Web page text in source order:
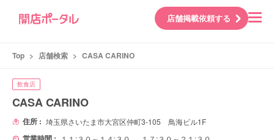
店舗掲載依頼する
Top > 店舗検索 > CASA CARINO
飲食店
CASA CARINO
住所 : 埼玉県さいたま市大宮区仲町3-105 鳥海ビル1F